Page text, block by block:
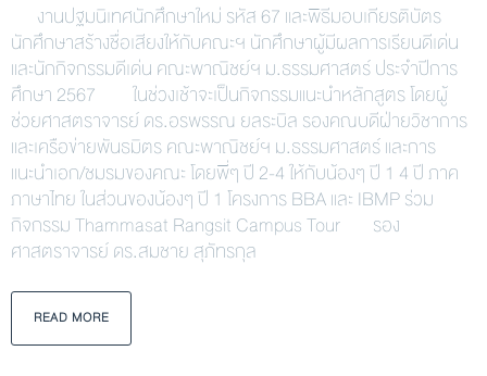
งานปฐมนิเทศนักศึกษาใหม่ รหัส 67 และพิธีมอบเกียรติบัตร
นักศึกษาสร้างชื่อเสียงให้กับคณะฯ นักศึกษาผู้มีผลการเรียนดีเด่น
และนักกิจกรรมดีเด่น คณะพาณิชย์ฯ ม.ธรรมศาสตร์ ประจำปีการ
ศึกษา 2567 ในช่วงเช้าจะเป็นกิจกรรมแนะนำหลักสูตร โดยผู้
ช่วยศาสตราจารย์ ดร.อรพรรณ ยลระบิล รองคณบดีฝ่ายวิชาการ
และเครือข่ายพันธมิตร คณะพาณิชย์ฯ ม.ธรรมศาสตร์ และการ
แนะนำเอก/ชมรมของคณะ โดยพี่ๆ ปี 2-4 ให้กับน้องๆ ปี 1 4 ปี ภาค
ภาษาไทย ในส่วนของน้องๆ ปี 1 โครงการ BBA และ IBMP ร่วม
กิจกรรม Thammasat Rangsit Campus Tour รอง
ศาสตราจารย์ ดร.สมชาย สุภัทรกุล
READ MORE